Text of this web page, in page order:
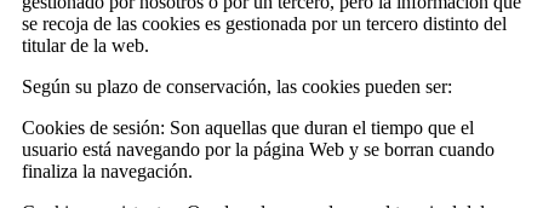
se recoja de las cookies es gestionada por un tercero distinto del
titular de la web.
Según su plazo de conservación, las cookies pueden ser:
Cookies de sesión: Son aquellas que duran el tiempo que el
usuario está navegando por la página Web y se borran cuando
finaliza la navegación.